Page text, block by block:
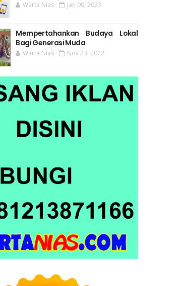
Warta Nias Jan 09, 2023
Mempertahankan Budaya Lokal
Bagi Generasi Muda
Warta Nias Nov 23, 2022